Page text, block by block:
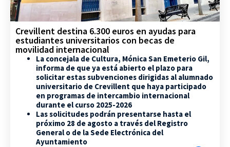
Crevillent destina 6.300 euros en ayudas para
estudiantes universitarios con becas de
movilidad internacional
La concejala de Cultura, Mónica San Emeterio Gil,
informa de que ya está abierto el plazo para
solicitar estas subvenciones dirigidas al alumnado
universitario de Crevillent que haya participado
en programas de intercambio internacional
durante el curso 2025-2026
Las solicitudes podrán presentarse hasta el
próximo 28 de agosto a través del Registro
General o de la Sede Electrónica del
Ayuntamiento